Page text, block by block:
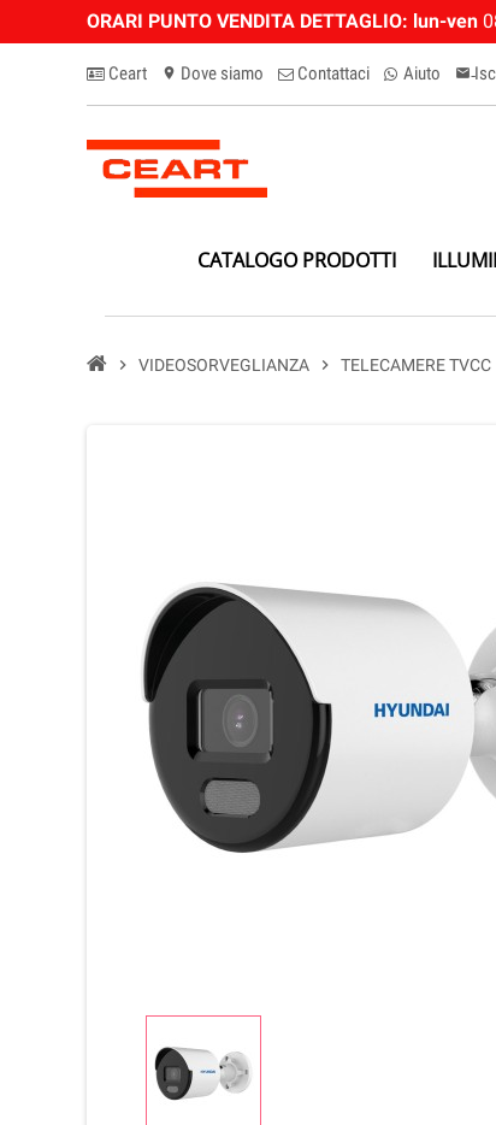
ORARI PUNTO VENDITA DETTAGLIO: lun-ven
Ceart location_on Dove siamo Contattaci Aiuto
CATALOGO PRODOTTI
chevron_right VIDEOSORVEGLIANZA chevron_right TELECAMERE TVCC